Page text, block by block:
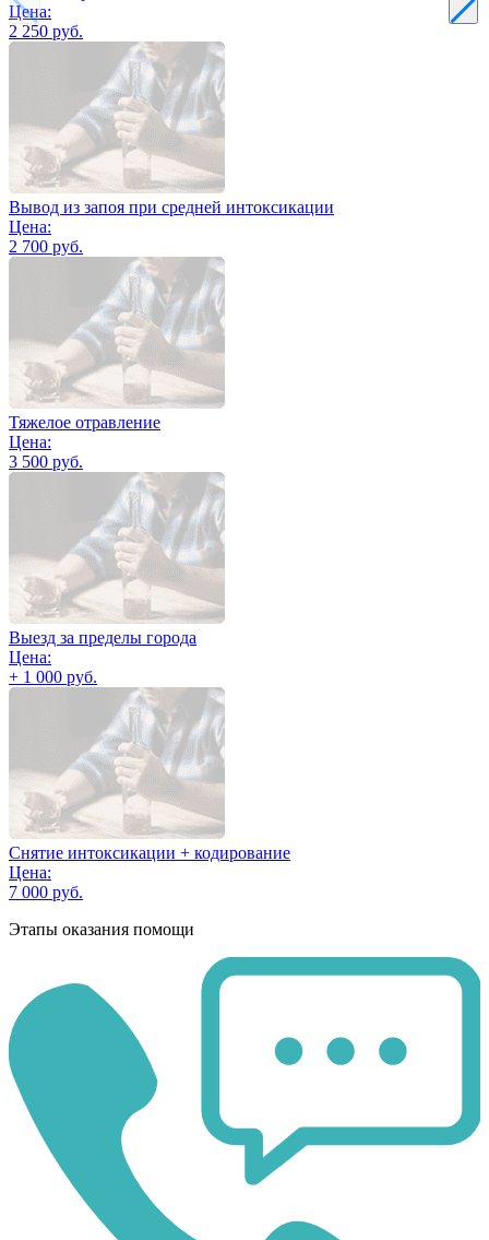
Цена:
2 250 руб.
Вывод из запоя при средней интоксикации
Цена:
2 700 руб.
Тяжелое отравление
Цена:
3 500 руб.
Выезд за пределы города
Цена:
+ 1 000 руб.
Снятие интоксикации + кодирование
Цена:
7 000 руб.
Этапы оказания помощи